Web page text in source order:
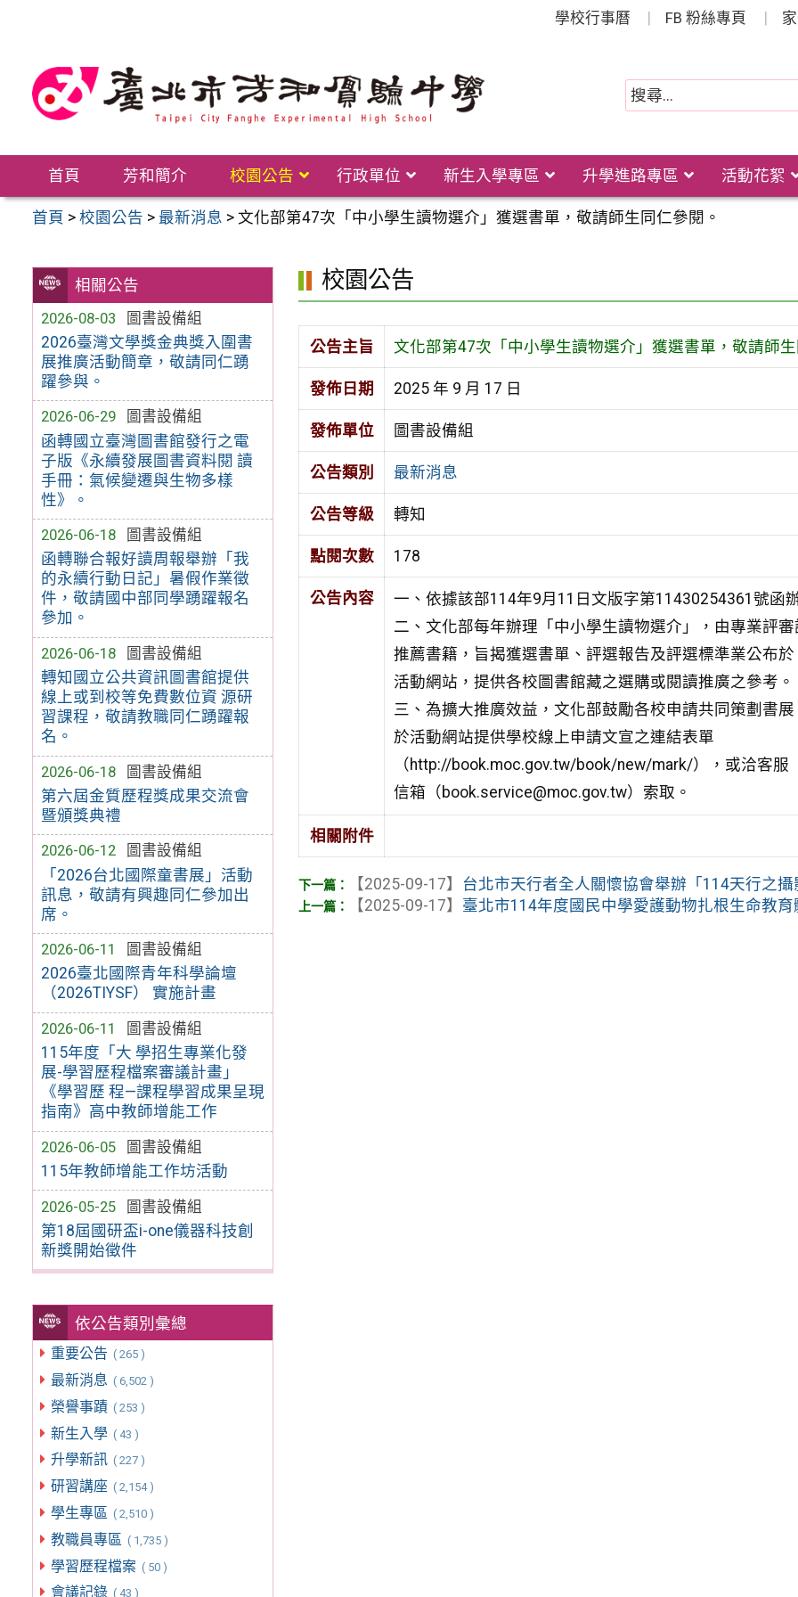
學校行事曆 FB 粉絲專頁
首頁 芳和簡介 校園公告 行政單位 新生入學專區 升學進路專區 活動花絮
首頁 >校園公告 > 最新消息 >文化部第47次「中小學生讀物選介」獲選書單，敬請師生同仁參閱。
相關公告
2026-08-03
圖書設備組
2026臺灣文學獎金典獎入圍書
展推廣活動簡章，敬請同仁踴
躍參與。
2026-06-29
圖書設備組
函轉國立臺灣圖書館發行之電
子版《永續發展圖書資料閱 讀
手冊：氣候變遷與生物多樣
性》。
2026-06-18
圖書設備組
函轉聯合報好讀周報舉辦「我
的永續行動日記」暑假作業徵
件，敬請國中部同學踴躍報名
參加。
2026-06-18
圖書設備組
轉知國立公共資訊圖書館提供
線上或到校等免費數位資 源研
習課程，敬請教職同仁踴躍報
名。
2026-06-18
圖書設備組
第六屆金質歷程獎成果交流會
暨頒獎典禮
2026-06-12
圖書設備組
「2026台北國際童書展」活動
訊息，敬請有興趣同仁參加出
席。
2026-06-11
圖書設備組
2026臺北國際青年科學論壇
（2026TIYSF） 實施計畫
2026-06-11
圖書設備組
115年度「大 學招生專業化發
展-學習歷程檔案審議計畫」
《學習歷 程—課程學習成果呈現
指南》高中教師增能工作
2026-06-05
圖書設備組
115年教師增能工作坊活動
2026-05-25
圖書設備組
第18屆國研盃i-one儀器科技創
新獎開始徵件
依公告類別彙總
重要公告 ( 265 )
最新消息 ( 6,502 )
榮譽事蹟 ( 253 )
新生入學 ( 43 )
升學新訊 ( 227 )
研習講座 ( 2,154 )
學生專區 ( 2,510 )
教職員專區 ( 1,735 )
學習歷程檔案 ( 50 )
會議記錄 ( 43 )
校園公告
公告主旨 文化部第47次「中小學生讀物選介」獲選書單，敬請師生
發佈日期 2025 年 9 月 17 日
發佈單位 圖書設備組
公告類別 最新消息
公告等級 轉知
點閱次數 178
公告內容
一、依據該部114年9月11日文版字第11430254361號函
二、文化部每年辦理「中小學生讀物選介」，由專業評審
推薦書籍，旨揭獲選書單、評選報告及評選標準業公布於
活動網站，提供各校圖書館藏之選購或閱讀推廣之參考。
三、為擴大推廣效益，文化部鼓勵各校申請共同策劃書展
於活動網站提供學校線上申請文宣之連結表單
（http://book.moc.gov.tw/book/new/mark/），或洽客服
信箱（book.service@moc.gov.tw）索取。
相關附件
【2025-09-17】 台北市天行者全人關懷協會舉辦「114天行之攝
【2025-09-17】 臺北市114年度國民中學愛護動物扎根生命教育